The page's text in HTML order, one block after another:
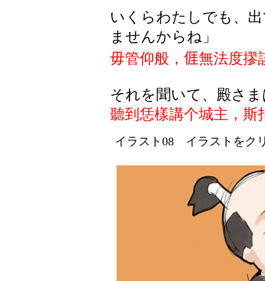
いくらわたしでも、
ませんからね」
毋管仰般， 𠊎無法度摎
それを聞いて、殿さ
聽到恁樣講个城主，斯
イラスト08 イラストをク